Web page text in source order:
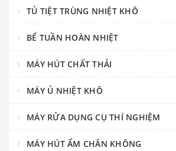
TỦ TIỆT TRÙNG NHIỆT KHÔ
BỂ TUẦN HOÀN NHIỆT
MÁY HÚT CHẤT THẢI
MÁY Ủ NHIỆT KHÔ
MÁY RỬA DỤNG CỤ THÍ NGHIỆM
MÁY HÚT ẨM CHÂN KHÔNG